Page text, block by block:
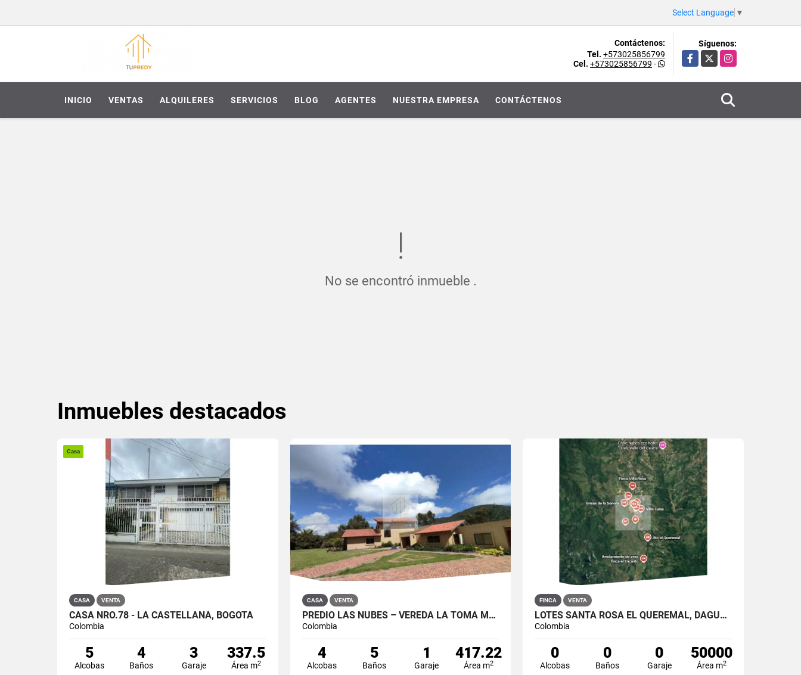
Select Language ▼
Contáctenos:
Tel. +573025856799
Cel. +573025856799 -
Síguenos:
Facebook
X Instagram
INICIO VENTAS ALQUILERES SERVICIOS BLOG AGENTES NUESTRA EMPRESA CONTÁCTENOS
No se encontró inmueble .
Inmuebles destacados
Casa
CASA VENTA
CASA NRO.78 - LA CASTELLANA, BOGOTÁ
Colombia
5
Alcobas
4
Baños
3
Garaje
337.5
Área m2
CASA VENTA
PREDIO LAS NUBES – VEREDA LA TOMA MUNICIPIO LA CALERA
Colombia
4
Alcobas
5
Baños
1
Garaje
417.22
Área m2
FINCA VENTA
LOTES SANTA ROSA EL QUEREMAL, DAGUA, VALLE
Colombia
0
Alcobas
0
Baños
0
Garaje
50000
Área m2